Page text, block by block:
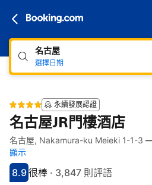
名古屋
選擇日期
永續發展認證
名古屋JR門樓酒店
快速連結
跳至住宿介紹
跳至熱門設施
跳至客房類型
跳至訂房政策
名古屋, Nakamura-ku Meieki 1-1-3
顯示
分數8.9分
8.9
評比很棒
很棒 · 3,847 則評語